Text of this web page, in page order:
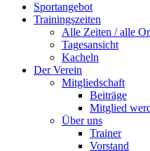
Sportangebot
Trainingszeiten
Alle Zeiten / alle
Tagesansicht
Kacheln
Der Verein
Mitgliedschaft
Beiträge
Mitglied
Über uns
Trainer
Vorstand